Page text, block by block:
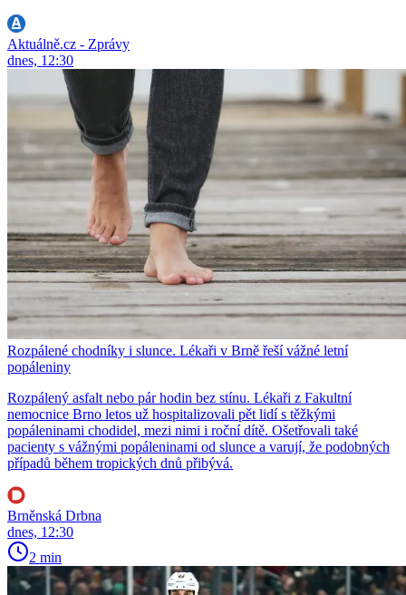
Aktuálně.cz - Zprávy
dnes, 12:30
Rozpálené chodníky i slunce. Lékaři v Brně řeší vážné letní
popáleniny
Rozpálený asfalt nebo pár hodin bez stínu. Lékaři z Fakultní
nemocnice Brno letos už hospitalizovali pět lidí s těžkými
popáleninami chodidel, mezi nimi i roční dítě. Ošetřovali také
pacienty s vážnými popáleninami od slunce a varují, že podobných
případů během tropických dnů přibývá.
Brněnská Drbna
dnes, 12:30
2 min